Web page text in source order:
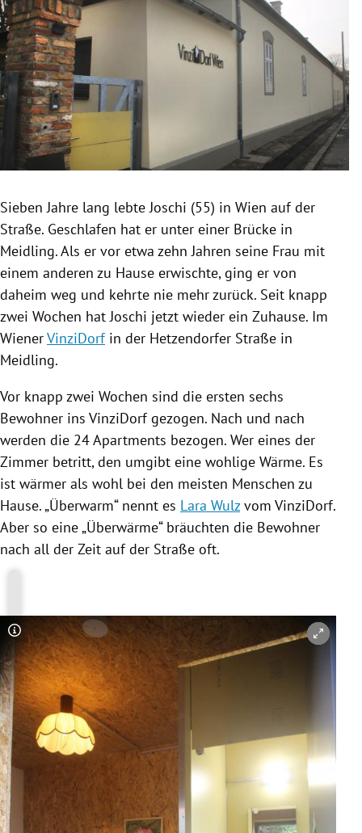
Untermenü
Untermenü
Untermenü
Untermenü
Untermenü
Untermenü
Sieben Jahre lang lebte Joschi (55) in Wien auf der
Straße. Geschlafen hat er unter einer Brücke in
Meidling. Als er vor etwa zehn Jahren seine Frau mit
einem anderen zu Hause erwischte, ging er von
daheim weg und kehrte nie mehr zurück. Seit knapp
zwei Wochen hat Joschi jetzt wieder ein Zuhause. Im
WienerVinziDorfin der Hetzendorfer Straße in
Meidling.
Vor knapp zwei Wochen sind die ersten sechs
Bewohner ins VinziDorfgezogen. Nach und nach
werden die 24 Apartments bezogen. Wer eines der
Zimmer betritt, den umgibt eine wohlige Wärme. Es
ist wärmer als wohl bei den meisten Menschen zu
Hause. „Überwarm“ nennt es Lara Wulzvom VinziDorf.
Aber so eine „Überwärme“ bräuchten die Bewohner
nach all der Zeit auf der Straße oft.
Copyright-Hinweis öffnen/schließen